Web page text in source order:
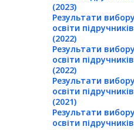
(2023)
Результати
освіти
(2022)
Результати
освіти
(2022)
Результати
освіти
(2021)
Результати
освіти